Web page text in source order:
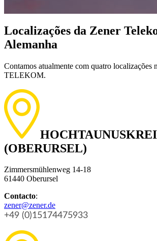
Localizações da Zener
Alemanha
Contamos atualmente com quatro localizações
TELEKOM.
(OBERURSEL)
Zimmersmühlenweg 14-18
61440 Oberursel
Contacto:
zener@zener.de
+49 (0)15174475933